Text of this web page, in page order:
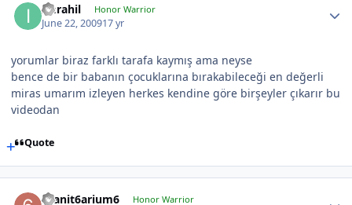
Imrahil Honor Warrior
June 22, 200917 yr
yorumlar biraz farklı tarafa kaymış ama neyse
bence de bir babanın çocuklarına bırakabileceği en değerli
miras umarım izleyen herkes kendine göre birşeyler çıkarır bu
videodan
Quote
6sanit6arium6 Honor Warrior